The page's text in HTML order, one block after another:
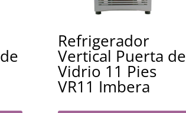
Refrigerador
Vertical Puerta de
Vidrio 11 Pies
VR11 Imbera